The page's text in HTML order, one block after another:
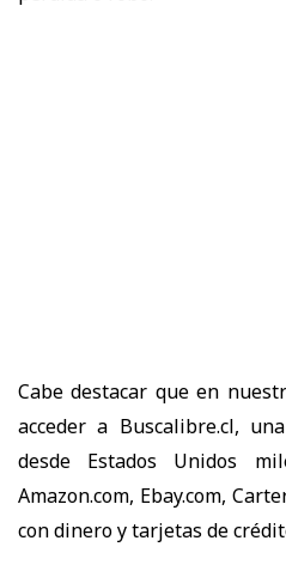
Cabe destacar que en
acceder a Buscalibre.cl,
desde Estados Unidos
Amazon.com, Ebay.com,
con dinero y tarjetas de